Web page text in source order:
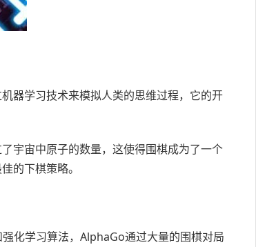
器学习技术来模拟人类的思维过程，它的开
宇宙中原子的数量，这使得围棋成为了一个
的下棋策略。
化学习算法，AlphaGo通过大量的围棋对局